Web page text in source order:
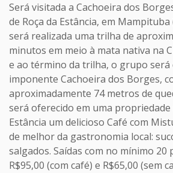
Será visitada a Cachoeira dos
de Roça da Estância, em Mampituba
será realizada uma trilha de
minutos em meio à mata nativa na
e ao término da trilha, o grupo será
imponente Cachoeira dos Borges,
aproximadamente 74 metros de
será oferecido em uma propriedade
Estância um delicioso Café com
de melhor da gastronomia local:
salgados. Saídas com no mínimo 20
R$95,00 (com café) e R$65,00 (sem